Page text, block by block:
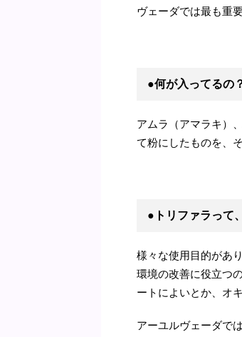
ヴェーダでは最も重
●何が入ってるの
アムラ（アマラキ）
て粉にしたものを、
●トリファラって
様々な使用目的があ
環境の改善に役立つ
ートによいとか、オ
アーユルヴェーダで